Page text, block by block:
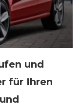
und
für Ihren